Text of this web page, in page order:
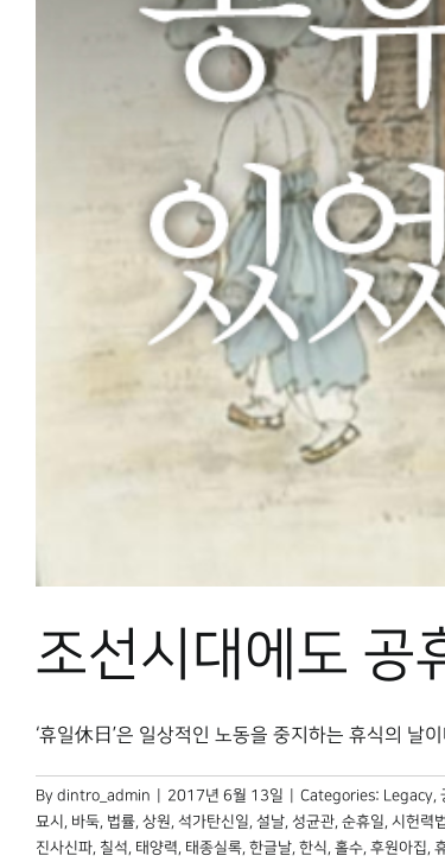
조선시대에도 공
‘휴일休日’은 일상적인 노동을 중지하는 휴식의 날
By dintro_admin 2017년 6월 13일 Categories: Legacy,
묘시 , 바둑, 법률, 상원, 석가탄신일, 설날, 성균관, 순휴일, 시헌력
진사신파, 칠석, 태양력, 태종실록, 한글날, 한식, 홀수, 후원아집,